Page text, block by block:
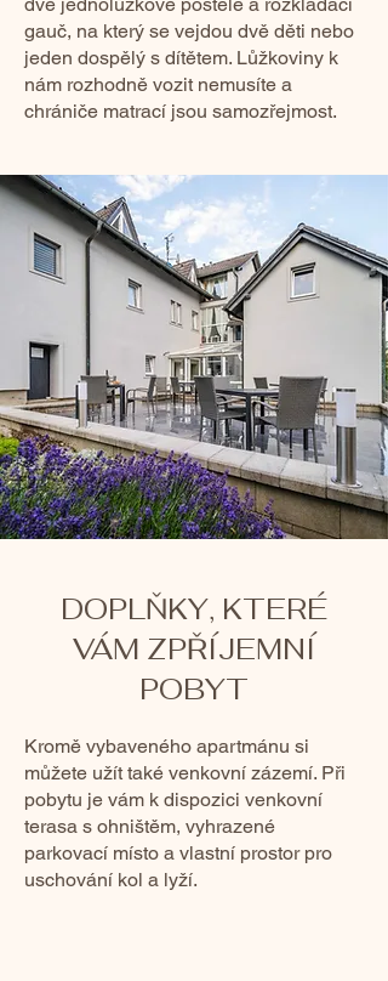
gauč, na který se vejdou dvě děti nebo
jeden dospělý s dítětem. Lůžkoviny k
nám rozhodně vozit nemusíte a
chrániče matrací jsou samozřejmost.
DOPLŇKY, KTERÉ
VÁM ZPŘÍJEMNÍ
POBYT
Kromě vybaveného apartmánu si
můžete užít také venkovní zázemí. Při
pobytu je vám k dispozici venkovní
terasa s ohništěm, vyhrazené
parkovací místo a vlastní prostor pro
uschování kol a lyží.